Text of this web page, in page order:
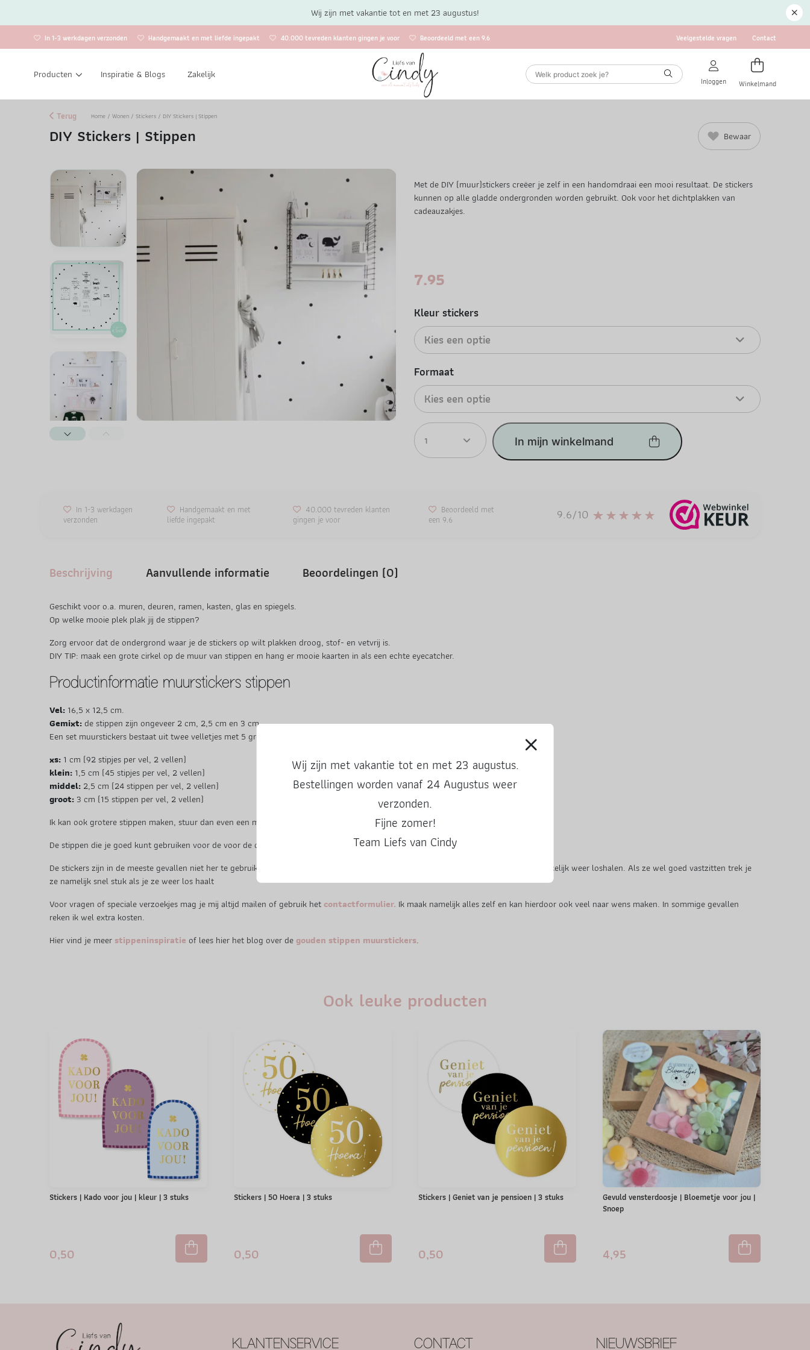
In 1-3 werkdagen verzonden Handgemaakt en met liefde ingepakt 40.000 tevreden klanten gingen je voor Beoordeeld met een 9.6 Veelgestelde vragen Contact
Producten Inspiratie & Blogs Zakelijk Inloggen Winkelmand
Terug Home /Wonen /Stickers / DIY Stickers | Stippen
DIY Stickers | Stippen Bewaar
Met de DIY (muur)stickers creëer je zelf in een handomdraai een mooi resultaat. De stickers
kunnen op alle gladde ondergronden worden gebruikt. Ook voor het dichtplakken van
cadeauzakjes.
7.95
Kleur stickers
Kies een optie
Formaat
Kies een optie
1 In mijn winkelmand
In 1-3 werkdagen
verzonden
Handgemaakt en met
liefde ingepakt
40.000 tevreden klanten
gingen je voor
Beoordeeld met
een 9.6
9.6/10
Beschrijving Aanvullende informatie Beoordelingen (0)
Geschikt voor o.a. muren, deuren, ramen, kasten, glas en spiegels.
Op welke mooie plek plak jij de stippen?
Zorg ervoor dat de ondergrond waar je de stickers op wilt plakken droog, stof- en vetvrij is.
DIY TIP: maak een grote cirkel op de muur van stippen en hang er mooie kaarten in als een echte eyecatcher.
Productinformatie muurstickers stippen
Vel: 16,5 x 12,5 cm.
Gemixt:de stippen zijn ongeveer 2 cm, 2,5 cm en 3 cm.
Een set muurstickers bestaat uit twee velletjes met 5 grote stippen, 12 middel stippen en 7 kleine stippen.
xs: 1 cm (92 stipjes per vel, 2 vellen)
klein: 1,5 cm (45 stipjes per vel, 2 vellen)
middel: 2,5 cm (24 stippen per vel, 2 vellen)
groot: 3 cm (15 stippen per vel, 2 vellen)
Ik kan ook grotere stippen maken, stuur dan even een mailtje naar info@liefsvancindy.nl.
De stippen die je goed kunt gebruiken voor de voor de cirkel met kaarten zijn de kleine stippen.
De stickers zijn in de meeste gevallen niet her te gebruiken. Plak je ze op een niet zo goed plakkende ondergrond dan kun je ze gemakkelijk weer loshalen. Als ze wel goed vastzitten trek je
ze namelijk snel stuk als je ze weer los haalt
Voor vragen of speciale verzoekjes mag je mij altijd mailen of gebruik het contactformulier. Ik maak namelijk alles zelf en kan hierdoor ook veel naar wens maken. In sommige gevallen
reken ik wel extra kosten.
Hier vind je meer stippeninspiratie of lees hier het blog over de gouden stippen muurstickers.
Ook leuke producten
Stickers | Kado voor jou | kleur | 3 stuks
0,50
Stickers | 50 Hoera | 3 stuks
0,50
Stickers | Geniet van je pensioen | 3 stuks
0,50
Gevuld vensterdoosje | Bloemetje voor jou |
Snoep
4,95
Wij zijn met vakantie tot en met 23 augustus!
Wij zijn met vakantie tot en met 23 augustus.
Bestellingen worden vanaf 24 Augustus weer
verzonden.
Fijne zomer!
Team Liefs van Cindy
KLANTENSERVICE CONTACT NIEUWSBRIEF